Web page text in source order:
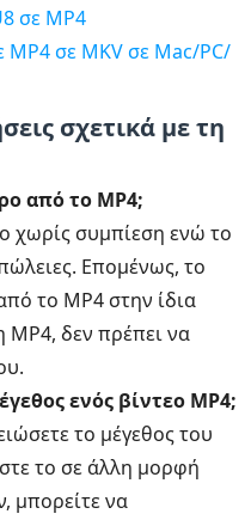
σε MP4
MP4 σε MKV σε Mac/PC/
σχετικά με τη
από το MP4;
χωρίς συμπίεση ενώ το
Επομένως, το
το MP4 στην ίδια
δεν πρέπει να
ενός βίντεο MP4;
το μέγεθος του
το σε άλλη μορφή
μπορείτε να